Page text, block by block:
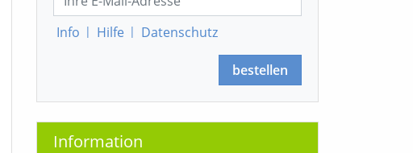
Info | Hilfe | Datenschutz
bestellen
Information